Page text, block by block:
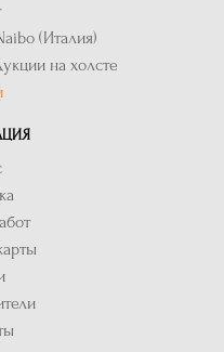
(Италия)
на холсте